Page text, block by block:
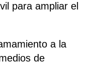
para ampliar el
a la
de